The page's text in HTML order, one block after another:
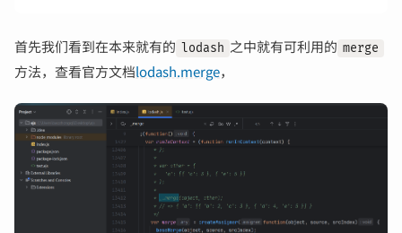
首先我们看到在本来就有的 lodash 之中就有可利用的 merge
方法，查看官方文档lodash.merge，